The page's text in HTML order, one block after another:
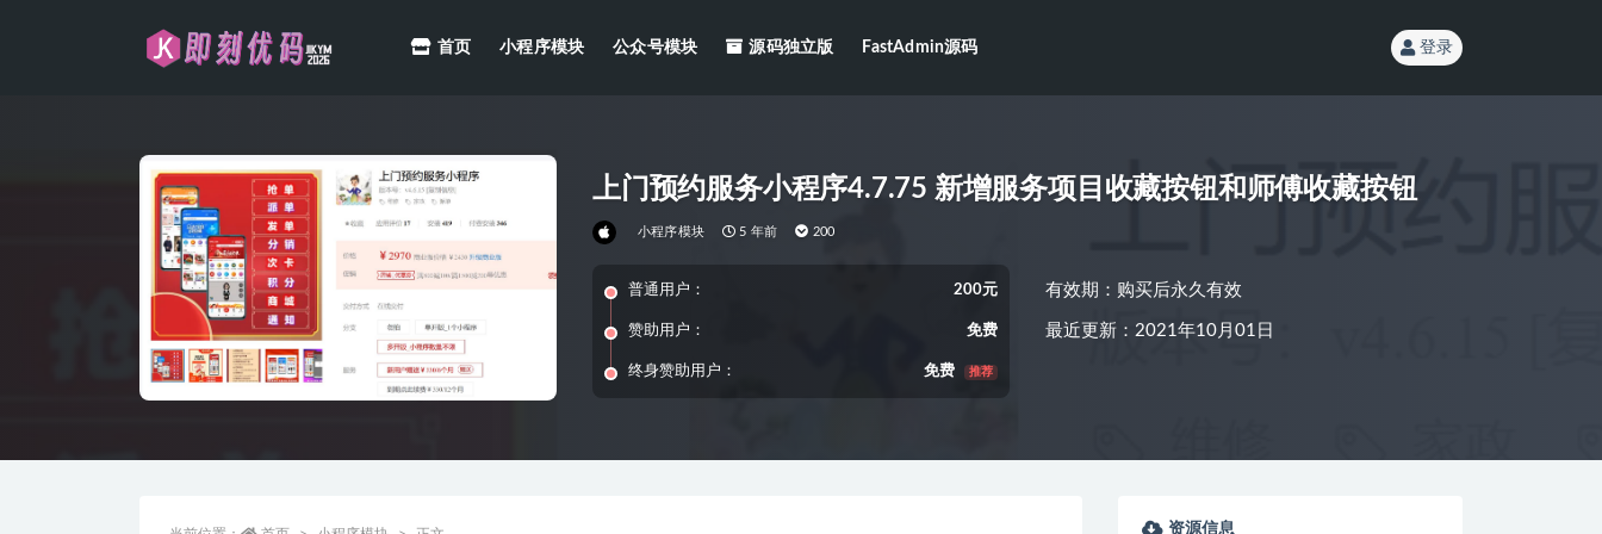
首页 小程序模块 公众号模块 源码独立版 FastAdmin源码 登录
上门预约服务小程序4.7.75 新增服务项目收藏按钮和师傅收藏按钮
小程序模块 5 年前 200
普通用户： 200元
赞助用户： 免费
终身赞助用户： 免费 推荐
有效期：购买后永久有效
最近更新：2021年10月01日
资源信息